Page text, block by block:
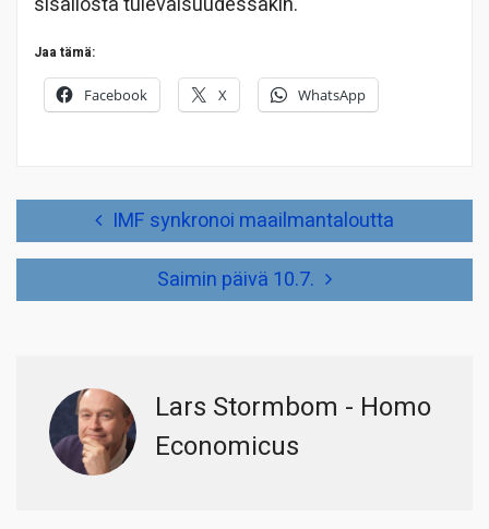
Jaa tämä:
Facebook X WhatsApp
IMF synkronoi maailmantaloutta
Saimin päivä 10.7.
Lars Stormbom - Homo
Economicus